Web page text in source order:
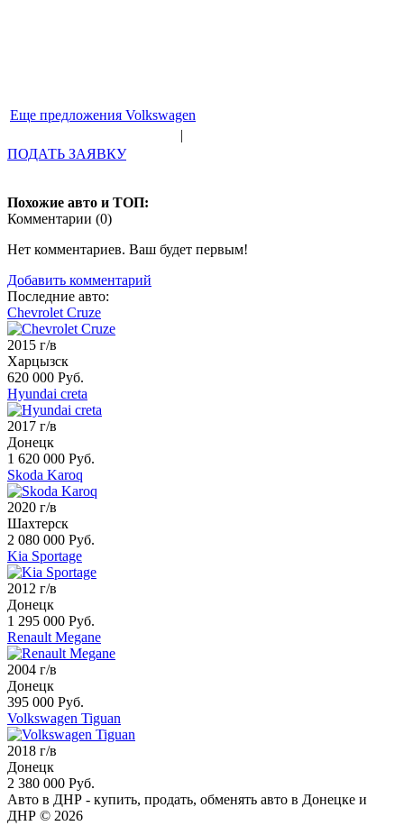
Еще предложения Volkswagen
|
ПОДАТЬ ЗАЯВКУ
Похожие авто и ТОП:
Комментарии (0)
Нет комментариев. Ваш будет первым!
Добавить комментарий
Последние авто:
Chevrolet Cruze
2015 г/в
Харцызск
620 000 Руб.
Hyundai creta
2017 г/в
Донецк
1 620 000 Руб.
Skoda Karoq
2020 г/в
Шахтерск
2 080 000 Руб.
Kia Sportage
2012 г/в
Донецк
1 295 000 Руб.
Renault Megane
2004 г/в
Донецк
395 000 Руб.
Volkswagen Tiguan
2018 г/в
Донецк
2 380 000 Руб.
Авто в ДНР - купить, продать, обменять авто в Донецке и
ДНР © 2026